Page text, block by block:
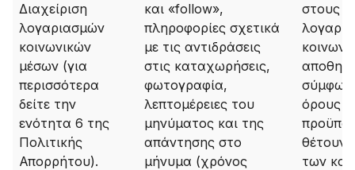
Διαχείριση
λογαριασμών
κοινωνικών
μέσων (για
περισσότερα
δείτε την
ενότητα 6 της
Πολιτικής
Απορρήτου).
και «follow»,
πληροφορίες σχετικά
με τις αντιδράσεις
στις καταχωρήσεις,
φωτογραφία,
λεπτομέρειες του
μηνύματος και της
απάντησης στο
μήνυμα (χρόνος
στους
όρους
θέτουν
των